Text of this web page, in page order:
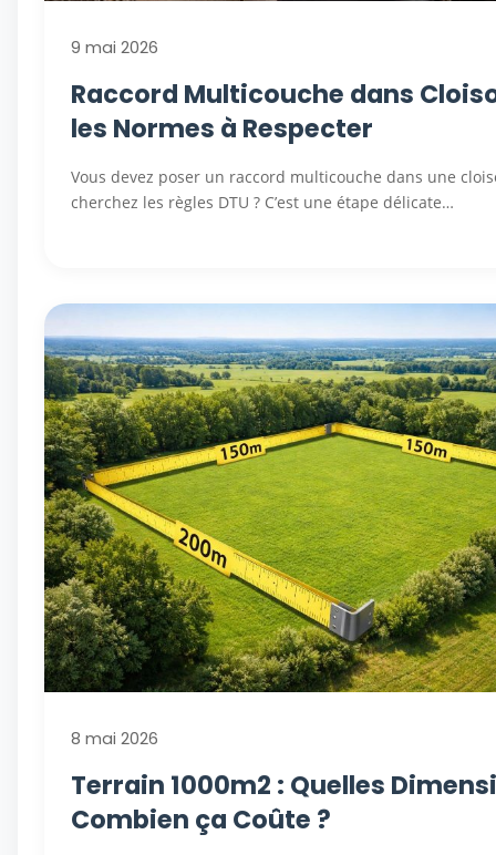
9 mai 2026
Raccord Multicouche dans
les Normes à Respecter
Vous devez poser un raccord multicouche dans une
cherchez les règles DTU ? C’est une étape délicate…
8 mai 2026
Terrain 1000m2 : Quelles
Combien ça Coûte ?